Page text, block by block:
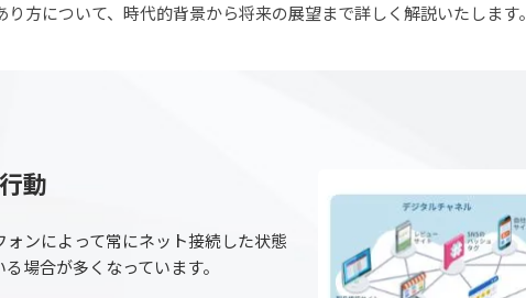
方について、時代的背景から将来の展望まで詳しく解説いたします。
動
ンによって常にネット接続した状態
場合が多くなっています。